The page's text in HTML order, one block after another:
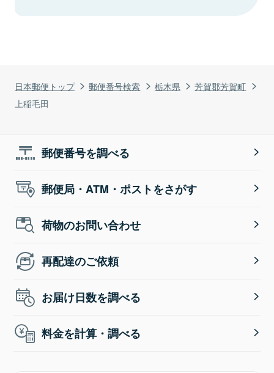
日本郵便トップ 郵便番号検索 栃木県
芳賀郡芳賀町
上稲毛田
郵便番号を調べる
郵便局・ATM・ポストをさがす
荷物のお問い合わせ
再配達のご依頼
お届け日数を調べる
料金を計算・調べる